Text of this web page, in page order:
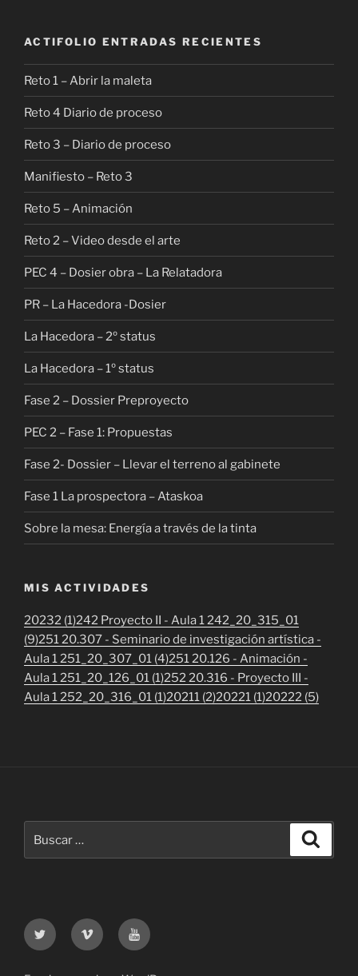
ACTIFOLIO ENTRADAS RECIENTES
Reto 1 – Abrir la maleta
Reto 4 Diario de proceso
Reto 3 – Diario de proceso
Manifiesto – Reto 3
Reto 5 – Animación
Reto 2 – Video desde el arte
PEC 4 – Dosier obra – La Relatadora
PR – La Hacedora -Dosier
La Hacedora – 2º status
La Hacedora – 1º status
Fase 2 – Dossier Preproyecto
PEC 2 – Fase 1: Propuestas
Fase 2- Dossier – Llevar el terreno al gabinete
Fase 1 La prospectora – Ataskoa
Sobre la mesa: Energía a través de la tinta
MIS ACTIVIDADES
20232 (1)242 Proyecto II - Aula 1 242_20_315_01
(9)251 20.307 - Seminario de investigación artística -
Aula 1 251_20_307_01 (4)251 20.126 - Animación -
Aula 1 251_20_126_01 (1)252 20.316 - Proyecto III -
Aula 1 252_20_316_01 (1)20211 (2)20221 (1)20222 (5)
por:
Twitter
UOC
Vimeo
UOC
Youtube
UOC